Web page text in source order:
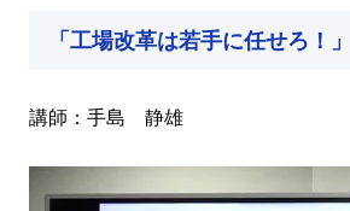
「工場改革は若手に任せろ！」
講師：手島 静雄